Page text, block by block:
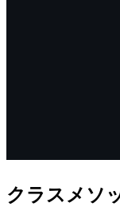
クラスメソ